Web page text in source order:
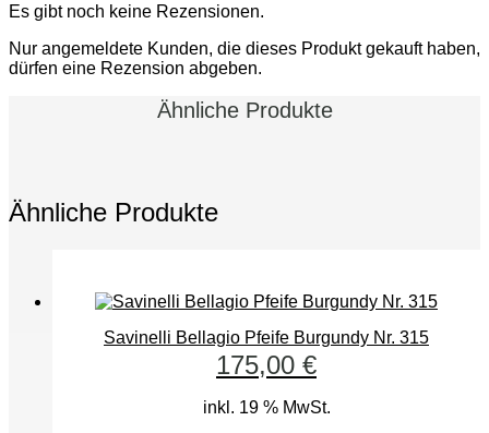
Es gibt noch keine Rezensionen.
Nur angemeldete Kunden, die dieses Produkt gekauft haben,
dürfen eine Rezension abgeben.
Ähnliche Produkte
Ähnliche Produkte
Savinelli Bellagio Pfeife Burgundy Nr. 315
175,00 €
inkl. 19 % MwSt.